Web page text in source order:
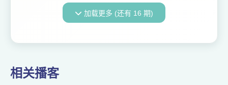
令人难忘的角色——完美诠释
了“沉默震耳欲聋”的傅...
与⼈⽂领域，讲述个体命运故
事，探讨时代发展趋势。 本期
河南延津，又是一群失意的不
加载更多 (还有 16 期)
相关播客